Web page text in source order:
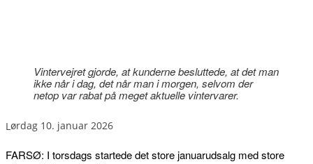
Vintervejret gjorde, at kunderne besluttede, at det man
ikke når i dag, det når man i morgen, selvom der
netop var rabat på meget aktuelle vintervarer.
lørdag 10. januar 2026
FARSØ: I torsdags startede det store januarudsalg med store